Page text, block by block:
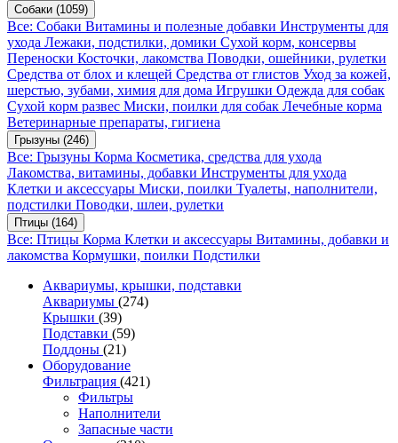
Собаки (1059)
Все: Собаки Витамины и полезные добавки Инструменты для
ухода Лежаки, подстилки, домики Сухой корм, консервы
Переноски Косточки, лакомства Поводки, ошейники, рулетки
Средства от блох и клещей Средства от глистов Уход за кожей,
шерстью, зубами, химия для дома Игрушки Одежда для собак
Сухой корм развес Миски, поилки для собак Лечебные корма
Ветеринарные препараты, гигиена
Грызуны (246)
Все: Грызуны Корма Косметика, средства для ухода
Лакомства, витамины, добавки Инструменты для ухода
Клетки и аксессуары Миски, поилки Туалеты, наполнители,
подстилки Поводки, шлеи, рулетки
Птицы (164)
Все: Птицы Корма Клетки и аксессуары Витамины, добавки и
лакомства Кормушки, поилки Подстилки
Аквариумы, крышки, подставки
Аквариумы (274)
Крышки (39)
Подставки (59)
Поддоны (21)
Оборудование
Фильтрация (421)
Фильтры
Наполнители
Запасные части